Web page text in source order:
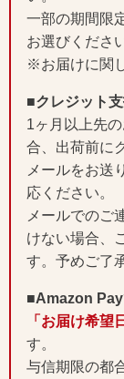
一部の期間限
お選びくださ
※お届けに関
■クレジット
1ヶ月以上先
合、出荷前に
メールをお送
応ください。
メールでのご
けない場合、
す。予めご了
■Amazon Pay
「お届け希望
す。
与信期限の都